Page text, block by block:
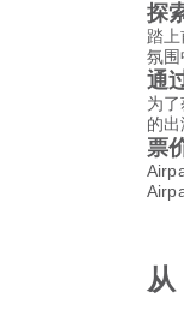
探
踏
氛围
通
为
的
票